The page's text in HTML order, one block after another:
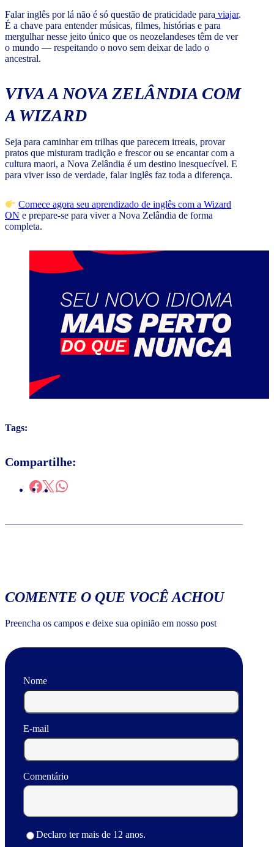
Falar inglês por lá não é só questão de praticidade para viajar.
É a chave para entender músicas, filmes, histórias e para
mergulhar nesse jeito único que os neozelandeses têm de ver
o mundo — respeitando o novo sem deixar de lado o
ancestral.
VIVA A NOVA ZELÂNDIA COM
A WIZARD
Seja para caminhar em trilhas que parecem irreais, provar
pratos que misturam tradição e frescor ou se encantar com a
cultura maori, a Nova Zelândia é um destino inesquecível. E
para viver isso de verdade, falar inglês faz toda a diferença.
Comece agora seu aprendizado de inglês com a Wizard
ON e prepare-se para viver a Nova Zelândia de forma
completa.
Tags:
Compartilhe:
COMENTE O QUE VOCÊ ACHOU
Preencha os campos e deixe sua opinião em nosso post
Nome
E-mail
Comentário
Declaro ter mais de 12 anos.